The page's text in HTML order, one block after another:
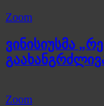
Zoom
ვინისიუსმა
Zoom